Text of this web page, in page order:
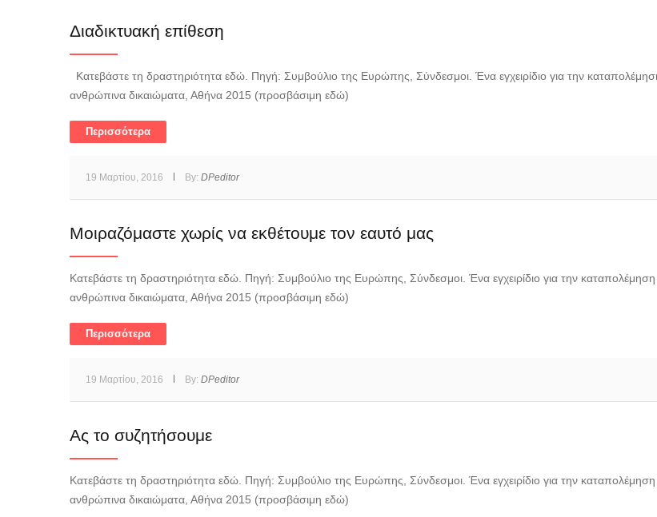
Διαδικτυακή επίθεση
Κατεβάστε τη δραστηριότητα εδώ. Πηγή: Συμβούλιο της Ευρώπης, Σύνδεσμοι. Ένα εγχειρίδιο για την
ανθρώπινα δικαιώματα, Αθήνα 2015 (προσβάσιμη εδώ)
Περισσότερα
19 Μαρτίου, 2016 By: DPeditor
Μοιραζόμαστε χωρίς να εκθέτουμε τον εαυτό μας
Κατεβάστε τη δραστηριότητα εδώ. Πηγή: Συμβούλιο της Ευρώπης, Σύνδεσμοι. Ένα εγχειρίδιο για την
ανθρώπινα δικαιώματα, Αθήνα 2015 (προσβάσιμη εδώ)
Περισσότερα
19 Μαρτίου, 2016 By: DPeditor
Ας το συζητήσουμε
Κατεβάστε τη δραστηριότητα εδώ. Πηγή: Συμβούλιο της Ευρώπης, Σύνδεσμοι. Ένα εγχειρίδιο για την
ανθρώπινα δικαιώματα, Αθήνα 2015 (προσβάσιμη εδώ)